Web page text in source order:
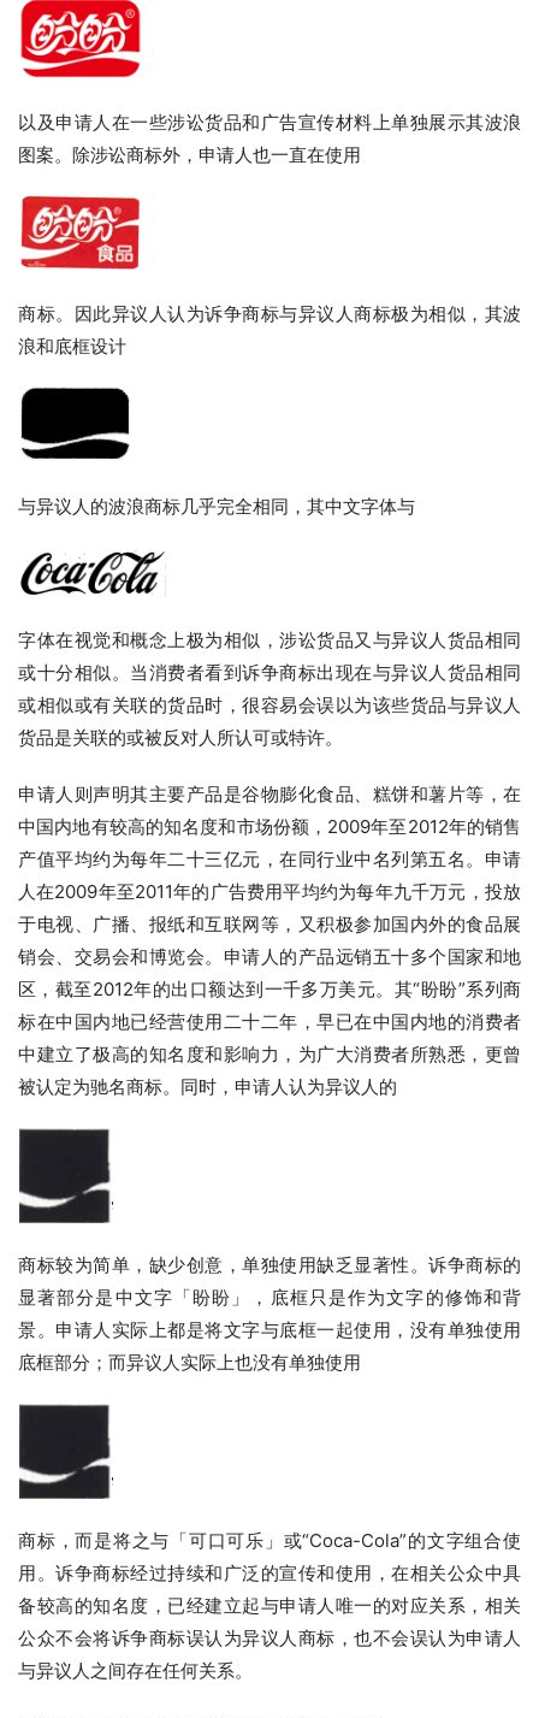
以及申请人在一些涉讼货品和广告宣传材料上单独展示其波浪
图案。除涉讼商标外，申请人也一直在使用
商标。因此异议人认为诉争商标与异议人商标极为相似，其波
浪和底框设计
与异议人的波浪商标几乎完全相同，其中文字体与
字体在视觉和概念上极为相似，涉讼货品又与异议人货品相同
或十分相似。当消费者看到诉争商标出现在与异议人货品相同
或相似或有关联的货品时，很容易会误以为该些货品与异议人
货品是关联的或被反对人所认可或特许。
申请人则声明其主要产品是谷物膨化食品、糕饼和薯片等，在
中国内地有较高的知名度和市场份额，2009年至2012年的销售
产值平均约为每年二十三亿元，在同行业中名列第五名。申请
人在2009年至2011年的广告费用平均约为每年九千万元，投放
于电视、广播、报纸和互联网等，又积极参加国内外的食品展
销会、交易会和博览会。申请人的产品远销五十多个国家和地
区，截至2012年的出口额达到一千多万美元。其“盼盼”系列商
标在中国内地已经营使用二十二年，早已在中国内地的消费者
中建立了极高的知名度和影响力，为广大消费者所熟悉，更曾
被认定为驰名商标。同时，申请人认为异议人的
商标较为简单，缺少创意，单独使用缺乏显著性。诉争商标的
显著部分是中文字「盼盼」，底框只是作为文字的修饰和背
景。申请人实际上都是将文字与底框一起使用，没有单独使用
底框部分；而异议人实际上也没有单独使用
商标，而是将之与「可口可乐」或“Coca-Cola”的文字组合使
用。诉争商标经过持续和广泛的宣传和使用，在相关公众中具
备较高的知名度，已经建立起与申请人唯一的对应关系，相关
公众不会将诉争商标误认为异议人商标，也不会误认为申请人
与异议人之间存在任何关系。